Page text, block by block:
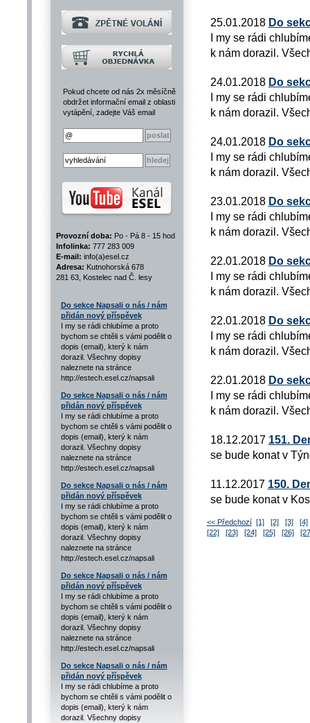
Pokud chcete od nás 2x měsíčně
obdržet informační email z oblasti
vytápění, zadejte Váš email
Provozní doba: Po - Pá 8 - 15 hod
Infolinka: 777 283 009
E-mail: info(a)esel.cz
Adresa: Kutnohorská 678
281 63, Kostelec nad Č. lesy
Do sekce Napsali o nás / nám
přidán nový příspěvek
I my se rádi chlubíme a proto
bychom se chtěli s vámi podělit o
dopis (email), který k nám
dorazil. Všechny dopisy
naleznete na stránce
http://estech.esel.cz/napsali
Do sekce Napsali o nás / nám
přidán nový příspěvek
I my se rádi chlubíme a proto
bychom se chtěli s vámi podělit o
dopis (email), který k nám
dorazil. Všechny dopisy
naleznete na stránce
http://estech.esel.cz/napsali
Do sekce Napsali o nás / nám
přidán nový příspěvek
I my se rádi chlubíme a proto
bychom se chtěli s vámi podělit o
dopis (email), který k nám
dorazil. Všechny dopisy
naleznete na stránce
http://estech.esel.cz/napsali
Do sekce Napsali o nás / nám
přidán nový příspěvek
I my se rádi chlubíme a proto
bychom se chtěli s vámi podělit o
dopis (email), který k nám
dorazil. Všechny dopisy
naleznete na stránce
http://estech.esel.cz/napsali
Do sekce Napsali o nás / nám
přidán nový příspěvek
I my se rádi chlubíme a proto
bychom se chtěli s vámi podělit o
dopis (email), který k nám
dorazil. Všechny dopisy
25.01.2018 Do
I my se rádi
k nám dorazil.
24.01.2018 Do
I my se rádi
k nám dorazil.
24.01.2018 Do
I my se rádi
k nám dorazil.
23.01.2018 Do
I my se rádi
k nám dorazil.
22.01.2018 Do
I my se rádi
k nám dorazil.
22.01.2018 Do
I my se rádi
k nám dorazil.
22.01.2018 Do
I my se rádi
k nám dorazil.
18.12.2017 151.
se bude konat v
11.12.2017 150.
se bude konat v
<< Předchozí [1] [2] [3]
[4]
[22]
[23] [24] [25] [26]